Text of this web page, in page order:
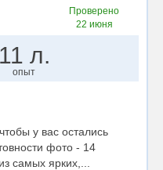
Проверено
22 июня
11 л.
опыт
у вас остались
фото - 14
самых ярких,...